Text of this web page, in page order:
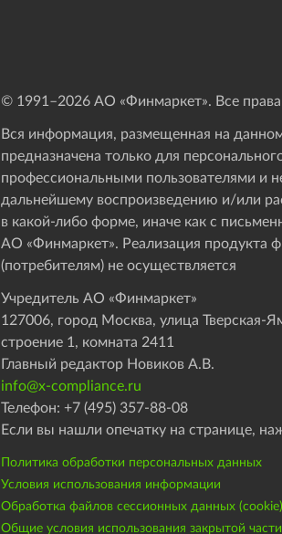
© 1991–2026АО «Финмаркет». Все
Вся информация, размещенная на
предназначена только для
профессиональными пользователями и
дальнейшему воспроизведению и/или
в какой-либо форме, иначе как с
АО «Финмаркет». Реализация продукта
(потребителям) не осуществляется
Учредитель АО «Финмаркет»
127006, город Москва, улица Тверская-
строение 1, комната 2411
Главный редактор Новиков А.В.
info@x-compliance.ru
Телефон: +7 (495) 357-88-08
Если вы нашли опечатку на странице,
Политика обработки персональных данных
Условия использования информации
Обработка файлов сессионных данных (cookie)
Общие условия использования закрытой